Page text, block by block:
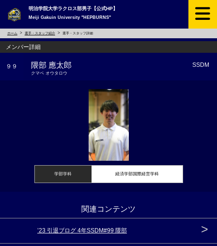
明治学院大学ラクロス部男子【公式HP】
Meiji Gakuin University "HEPBURNS"
ホーム 選手・スタッフ紹介 選手・スタッフ詳細
メンバー詳細
９９ 隈部 應太郎
クマベ オウタロウ
SSDM
学部学科 経済学部国際経営学科
関連コンテンツ
’23 引退ブログ 4年SSDM#99 隈部 >